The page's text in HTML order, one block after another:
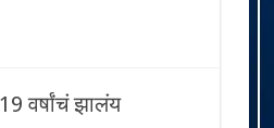
वर्षांचं झालंय